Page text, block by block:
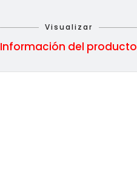
Visualizar
Información del producto